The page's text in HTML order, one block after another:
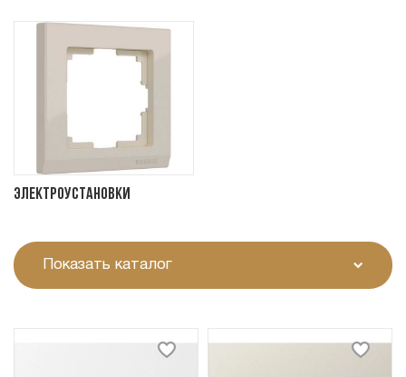
Электроустановки
Показать каталог